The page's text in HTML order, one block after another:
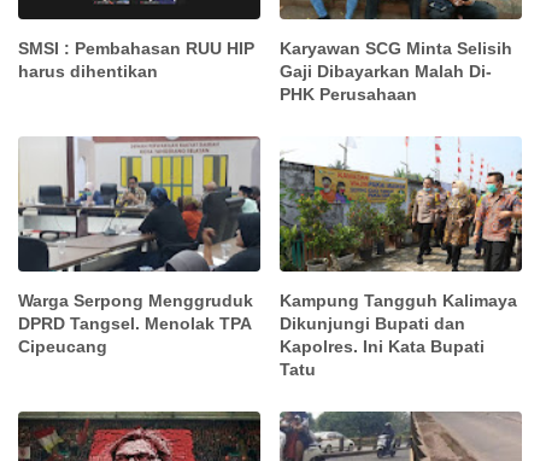
SMSI : Pembahasan RUU HIP
harus dihentikan
Karyawan SCG Minta Selisih
Gaji Dibayarkan Malah Di-
PHK Perusahaan
Warga Serpong Menggruduk
DPRD Tangsel. Menolak TPA
Cipeucang
Kampung Tangguh Kalimaya
Dikunjungi Bupati dan
Kapolres. Ini Kata Bupati
Tatu